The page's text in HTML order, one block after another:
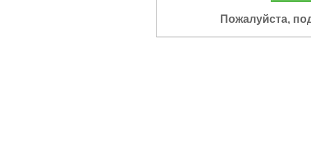
Пожалуйста,